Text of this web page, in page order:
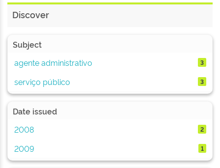
Discover
Subject
agente administrativo
3
serviço público 3
Date issued
2008
2
2009 1